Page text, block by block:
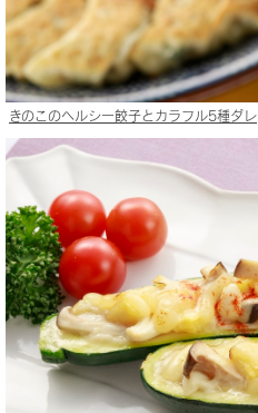
きのこのヘルシー餃子とカラフル5種ダレ